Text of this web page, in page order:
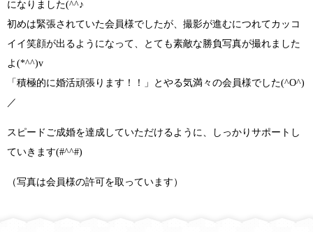
になりました(^^♪
初めは緊張されていた会員様でしたが、撮影が進むにつれてカッコ
イイ笑顔が出るようになって、とても素敵な勝負写真が撮れました
よ (*^^)v
「積極的に婚活頑張ります！！」
とやる気満々の会員様でした(^O^)
／
スピードご成婚を達成していただけるように、しっかりサポートし
ていきます(#^^#)
（写真は会員様の許可を取っています）